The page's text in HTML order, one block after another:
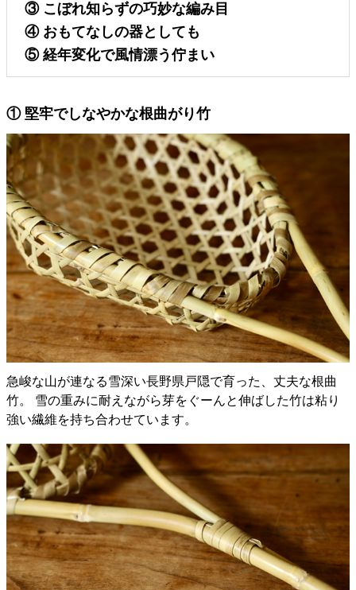
③ こぼれ知らずの巧妙な編み目
④ おもてなしの器としても
⑤ 経年変化で風情漂う佇まい
① 堅牢でしなやかな根曲がり竹
急峻な山が連なる雪深い長野県戸隠で育った、丈夫な根曲
竹。 雪の重みに耐えながら芽をぐーんと伸ばした竹は粘り
強い繊維を持ち合わせています。